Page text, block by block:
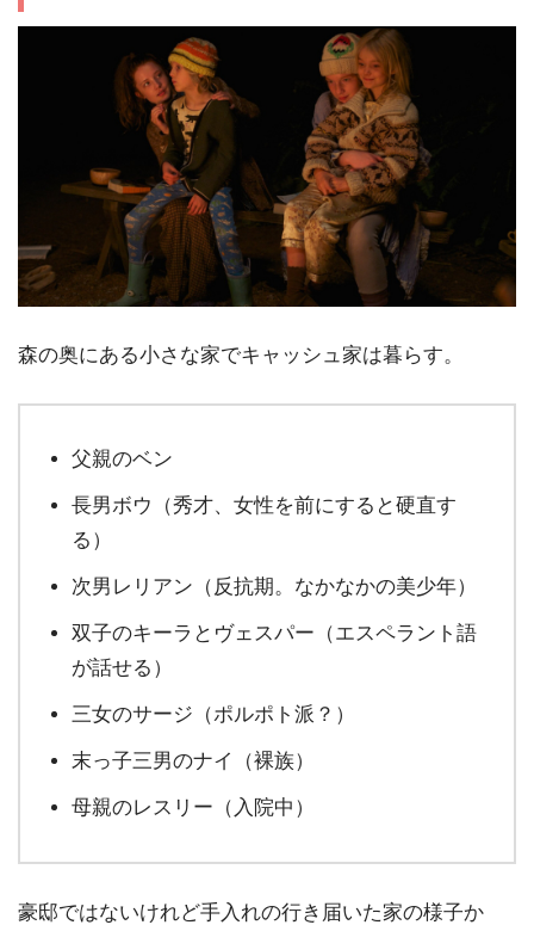
森の奥にある小さな家でキャッシュ家は暮らす。
父親のベン
長男ボウ（秀才、女性を前にすると硬直す
る）
次男レリアン（反抗期。なかなかの美少年）
双子のキーラとヴェスパー（エスペラント語
が話せる）
三女のサージ（ポルポト派？）
末っ子三男のナイ（裸族）
母親のレスリー（入院中）
豪邸ではないけれど手入れの行き届いた家の様子か